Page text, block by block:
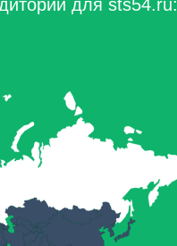
для sts54.ru: